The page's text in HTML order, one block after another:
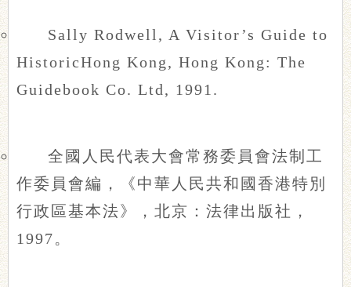
Sally Rodwell, A Visitor’s Guide to
HistoricHong Kong, Hong Kong: The
Guidebook Co. Ltd, 1991.
全國人民代表大會常務委員會法制工
作委員會編，《中華人民共和國香港特別
行政區基本法》，北京：法律出版社，
1997。